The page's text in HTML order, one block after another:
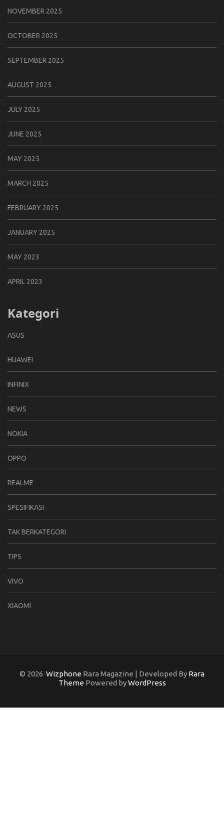
NOVEMBER 2025
OCTOBER 2025
SEPTEMBER 2025
AUGUST 2025
JULY 2025
JUNE 2025
MAY 2025
MARCH 2025
FEBRUARY 2025
JANUARY 2025
MAY 2023
APRIL 2023
Kategori
ASUS
HUAWEI
INFINIX
NEWS
NOKIA
OPPO
REALME
SPESIFIKASI
TAK BERKATEGORI
TIPS
VIVO
XIAOMI
© 2026 Wizphone Rara Magazine | Developed By Rara
Theme Powered byWordPress